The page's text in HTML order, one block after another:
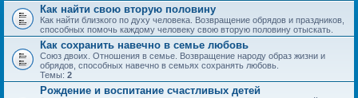
Как найти свою вторую половину
Как найти близкого по духу человека. Возвращение обрядов и праздников,
способных помочь каждому человеку свою вторую половину отыскать.
Как сохранить навечно в семье любовь
Союз двоих. Отношения в семье. Возвращение народу образ жизни и
обрядов, способных навечно в семьях сохранять любовь.
Темы: 2
Рождение и воспитание счастливых детей